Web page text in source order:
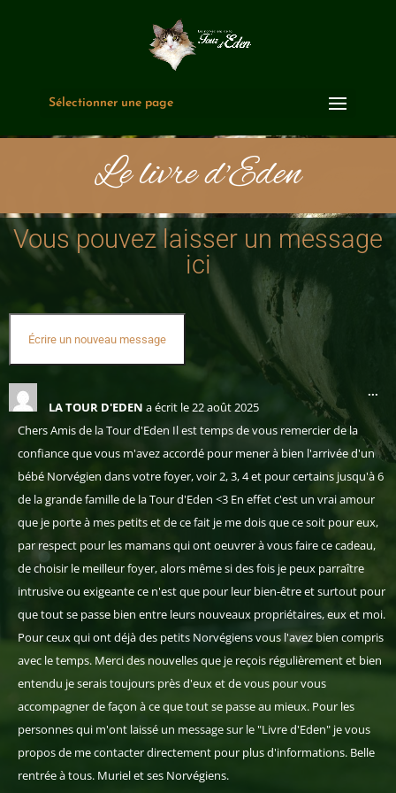
Sélectionner une page
Le livre d'Eden
Vous pouvez laisser un message
ici
LA TOUR D'EDEN a écrit le22 août 2025
Chers Amis de la Tour d'Eden Il est temps de vous remercier de la
confiance que vous m'avez accordé pour mener à bien l'arrivée d'un
bébé Norvégien dans votre foyer, voir 2, 3, 4 et pour certains jusqu'à 6
de la grande famille de la Tour d'Eden <3 En effet c'est un vrai amour
que je porte à mes petits et de ce fait je me dois que ce soit pour eux,
par respect pour les mamans qui ont oeuvrer à vous faire ce cadeau,
de choisir le meilleur foyer, alors même si des fois je peux parraître
intrusive ou exigeante ce n'est que pour leur bien-être et surtout pour
que tout se passe bien entre leurs nouveaux propriétaires, eux et moi.
Pour ceux qui ont déjà des petits Norvégiens vous l'avez bien compris
avec le temps. Merci des nouvelles que je reçois régulièrement et bien
entendu je serais toujours près d'eux et de vous pour vous
accompagner de façon à ce que tout se passe au mieux. Pour les
personnes qui m'ont laissé un message sur le "Livre d'Eden" je vous
propos de me contacter directement pour plus d'informations. Belle
rentrée à tous. Muriel et ses Norvégiens.
...